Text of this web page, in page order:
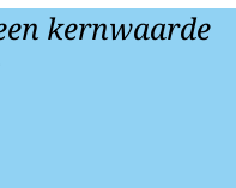
kernwaarde